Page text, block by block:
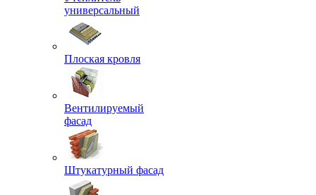
универсальный
Плоская кровля
Вентилируемый
фасад
Штукатурный фасад